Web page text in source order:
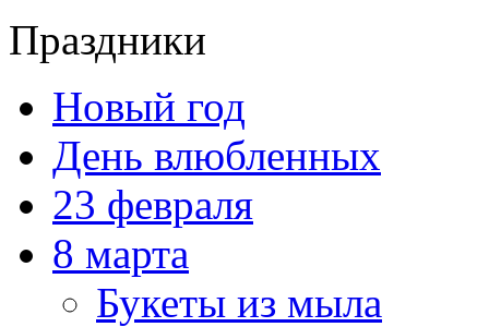
Праздники
Новый год
День влюбленных
23 февраля
8 марта
Букеты из мыла